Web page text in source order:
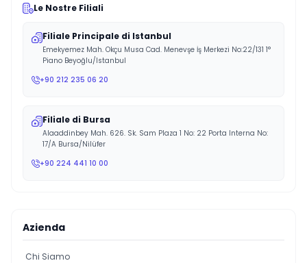
Le Nostre Filiali
Filiale Principale di Istanbul
Emekyemez Mah. Okçu Musa Cad. Menevşe İş Merkezi No:22/131 1°
Piano Beyoğlu/Istanbul
+90 212 235 06 20
Filiale di Bursa
Alaaddinbey Mah. 626. Sk. Sam Plaza 1 No: 22 Porta Interna No:
17/A Bursa/Nilüfer
+90 224 441 10 00
Azienda
Chi Siamo